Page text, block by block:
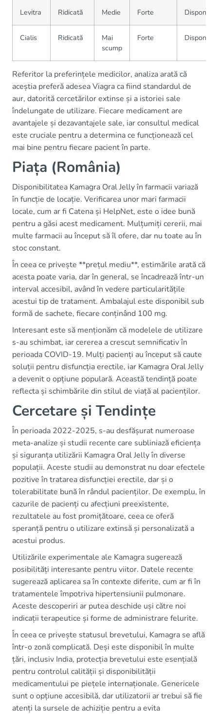
Levitra Ridicată Medie Forte Disponibil
Cialis Ridicată
Mai
scump
Forte Disponibil
Referitor la preferințele medicilor, analiza arată că
aceștia preferă adesea Viagra ca fiind standardul de
aur, datorită cercetărilor extinse și a istoriei sale
îndelungate de utilizare. Fiecare medicament are
avantajele și dezavantajele sale, iar consultul medical
este cruciale pentru a determina ce funcționează cel
mai bine pentru fiecare pacient în parte.
Piața (România)
Disponibilitatea Kamagra Oral Jelly în farmacii variază
în funcție de locație. Verificarea unor mari farmacii
locale, cum ar fi Catena și HelpNet, este o idee bună
pentru a găsi acest medicament. Mulțumiți cererii, mai
multe farmacii au început să îl ofere, dar nu toate au în
stoc constant.
În ceea ce privește **prețul mediu**, estimările arată că
acesta poate varia, dar în general, se încadrează într-un
interval accesibil, având în vedere particularitățile
acestui tip de tratament. Ambalajul este disponibil sub
formă de sachete, fiecare conținând 100 mg.
Interesant este să menționăm că modelele de utilizare
s-au schimbat, iar cererea a crescut semnificativ în
perioada COVID-19. Mulți pacienți au început să caute
soluții pentru disfuncția erectile, iar Kamagra Oral Jelly
a devenit o opțiune populară. Această tendință poate
reflecta și schimbările din stilul de viață al pacienților.
Cercetare și Tendințe
În perioada 2022-2025, s-au desfășurat numeroase
meta-analize și studii recente care subliniază eficiența
și siguranța utilizării Kamagra Oral Jelly în diverse
populații. Aceste studii au demonstrat nu doar efectele
pozitive în tratarea disfuncției erectile, dar și o
tolerabilitate bună în rândul pacienților. De exemplu, în
cazurile de pacienți cu afecțiuni preexistente,
rezultatele au fost promițătoare, ceea ce oferă
speranță pentru o utilizare extinsă și personalizată a
acestui produs.
Utilizările experimentale ale Kamagra sugerează
posibilități interesante pentru viitor. Datele recente
sugerează aplicarea sa în contexte diferite, cum ar fi în
tratamentele împotriva hipertensiunii pulmonare.
Aceste descoperiri ar putea deschide uși către noi
indicații terapeutice și forme de administrare felurite.
În ceea ce privește statusul brevetului, Kamagra se află
într-o zonă complicată. Deși este disponibil în multe
țări, inclusiv India, protecția brevetului este esențială
pentru controlul calității și disponibilității
medicamentului pe piețele internaționale. Genericele
sunt o opțiune accesibilă, dar utilizatorii ar trebui să fie
atenți la sursele de achiziție pentru a evita